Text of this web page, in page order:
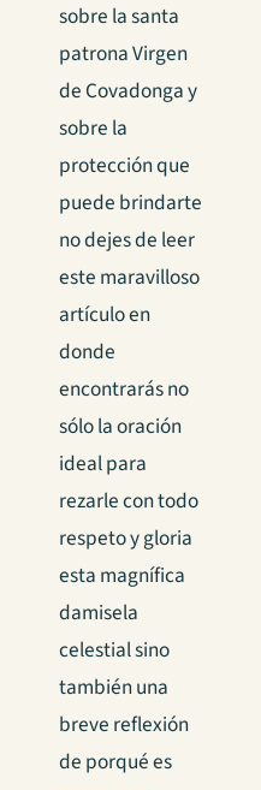
sobre la santa
patrona Virgen
de Covadonga y
sobre la
protección que
puede brindarte
no dejes de leer
este maravilloso
artículo en
donde
encontrarás no
sólo la oración
ideal para
rezarle con todo
respeto y gloria
esta magnífica
damisela
celestial sino
también una
breve reflexión
de porqué es